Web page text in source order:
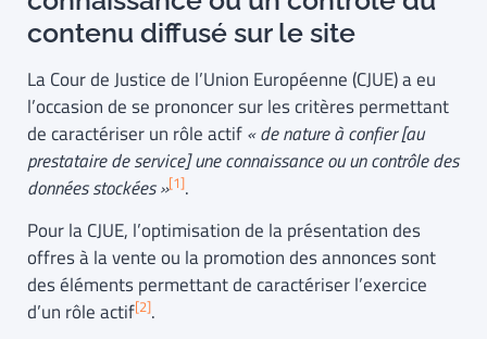
contenu diffusé sur le site
La Cour de Justice de l’Union Européenne (CJUE) a eu
l’occasion de se prononcer sur les critères permettant
de caractériser un rôle actif« de nature à confier [au
prestataire de service] une connaissance ou un contrôle des
données stockées »[1].
Pour la CJUE, l’optimisation de la présentation des
offres à la vente ou la promotion des annonces sont
des éléments permettant de caractériser l’exercice
d’un rôle actif[2].